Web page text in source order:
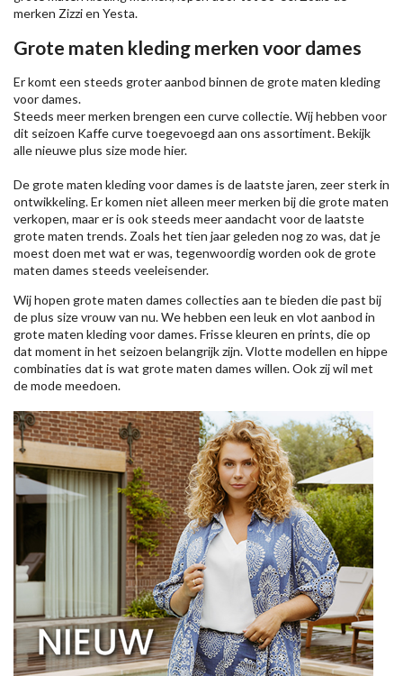
merken Zizzien Yesta.
Grote maten kleding merken voor dames
Er komt een steeds groter aanbod binnen de grote maten kleding
voor dames.
Steeds meer merken brengen een curve collectie. Wij hebben voor
dit seizoen Kaffecurve toegevoegd aan ons assortiment. Bekijk
alle nieuweplus size modehier.
De grote maten kleding voor dames is de laatste jaren, zeer sterk in
ontwikkeling. Er komen niet alleen meer merken bij die grote maten
verkopen, maar er is ook steeds meer aandacht voor de laatste
grote maten trends. Zoals het tien jaar geleden nog zo was, dat je
moest doen met wat er was, tegenwoordig worden ook de grote
maten dames steeds veeleisender.
Wij hopen grote maten dames collecties aan te bieden die past bij
de plus size vrouw van nu. We hebben een leuk en vlot aanbod in
grote maten kleding voor dames. Frisse kleuren en prints, die op
dat moment in het seizoen belangrijk zijn. Vlotte modellen en hippe
combinaties dat is wat grote maten dames willen. Ook zij wil met
de mode meedoen.